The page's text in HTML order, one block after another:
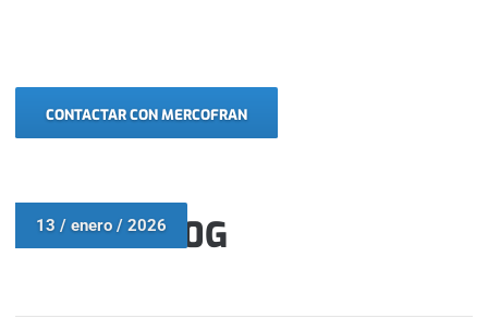
CONTACTAR CON MERCOFRAN
VOLVO L110G
13 / enero / 2026